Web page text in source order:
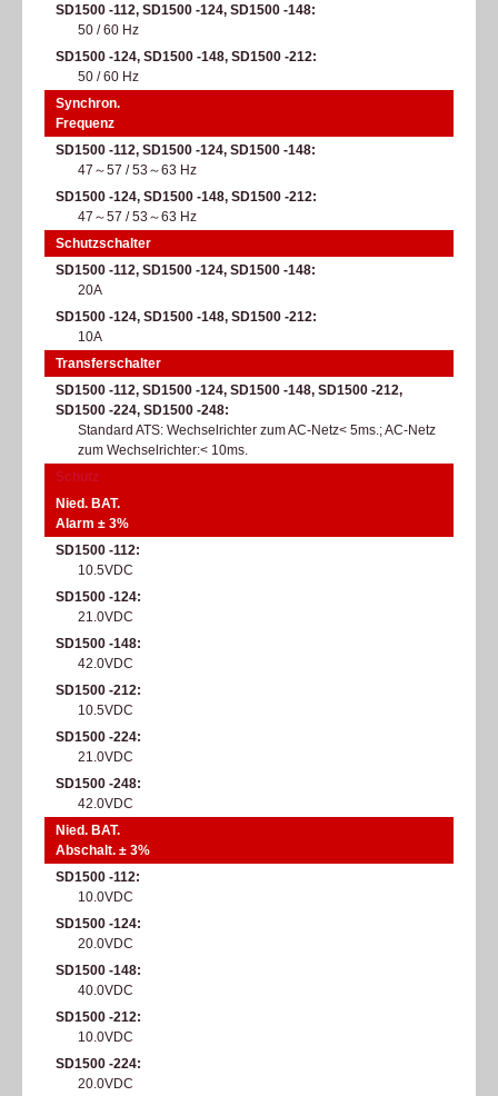
SD1500 -112, SD1500 -124, SD1500 -148
50 / 60 Hz
SD1500 -124, SD1500 -148, SD1500 -212
50 / 60 Hz
Synchron.
Frequenz
SD1500 -112, SD1500 -124, SD1500 -148
47～57 / 53～63 Hz
SD1500 -124, SD1500 -148, SD1500 -212
47～57 / 53～63 Hz
Schutzschalter
SD1500 -112, SD1500 -124, SD1500 -148
20A
SD1500 -124, SD1500 -148, SD1500 -212
10A
Transferschalter
SD1500 -112, SD1500 -124, SD1500 -148, SD1500 -212,
SD1500 -224, SD1500 -248
Standard ATS: Wechselrichter zum AC-Netz< 5ms.; AC-Netz
zum Wechselrichter:< 10ms.
Schutz
Nied. BAT.
Alarm ± 3%
SD1500 -112
10.5VDC
SD1500 -124
21.0VDC
SD1500 -148
42.0VDC
SD1500 -212
10.5VDC
SD1500 -224
21.0VDC
SD1500 -248
42.0VDC
Nied. BAT.
Abschalt. ± 3%
SD1500 -112
10.0VDC
SD1500 -124
20.0VDC
SD1500 -148
40.0VDC
SD1500 -212
10.0VDC
SD1500 -224
20.0VDC